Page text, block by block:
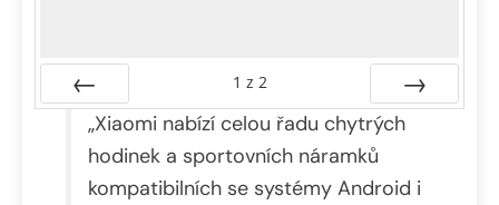
Předchozí
1 z 2
Další
„Xiaomi nabízí celou řadu chytrých
hodinek a sportovních náramků
kompatibilních se systémy Android i